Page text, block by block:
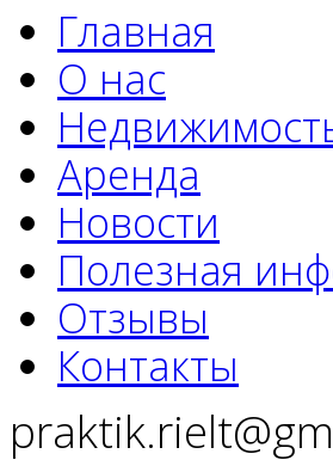
Главная
О нас
Аренда
Новости
Полезная
Отзывы
Контакты